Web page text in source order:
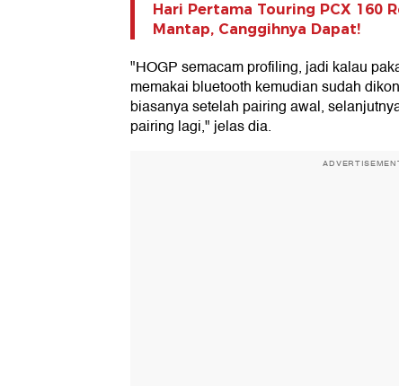
Hari Pertama Touring PCX 160
Mantap, Canggihnya Dapat!
"HOGP semacam profiling, jadi kalau
memakai bluetooth kemudian sudah
biasanya setelah pairing awal,
pairing lagi," jelas dia.